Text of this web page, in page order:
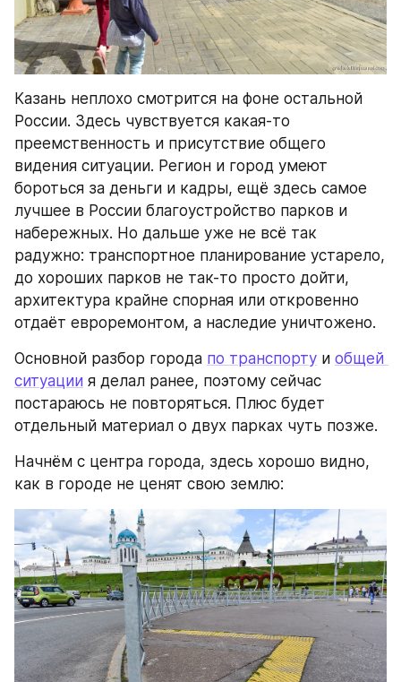
Казань неплохо смотрится на фоне остальной
России. Здесь чувствуется какая-то
преемственность и присутствие общего
видения ситуации. Регион и город умеют
бороться за деньги и кадры, ещё здесь самое
лучшее в России благоустройство парков и
набережных. Но дальше уже не всё так
радужно: транспортное планирование устарело,
до хороших парков не так-то просто дойти,
архитектура крайне спорная или откровенно
отдаёт евроремонтом, а наследие уничтожено.
Основной разбор города по транспорту и общей
ситуации я делал ранее, поэтому сейчас
постараюсь не повторяться. Плюс будет
отдельный материал о двух парках чуть позже.
Начнём с центра города, здесь хорошо видно,
как в городе не ценят свою землю: